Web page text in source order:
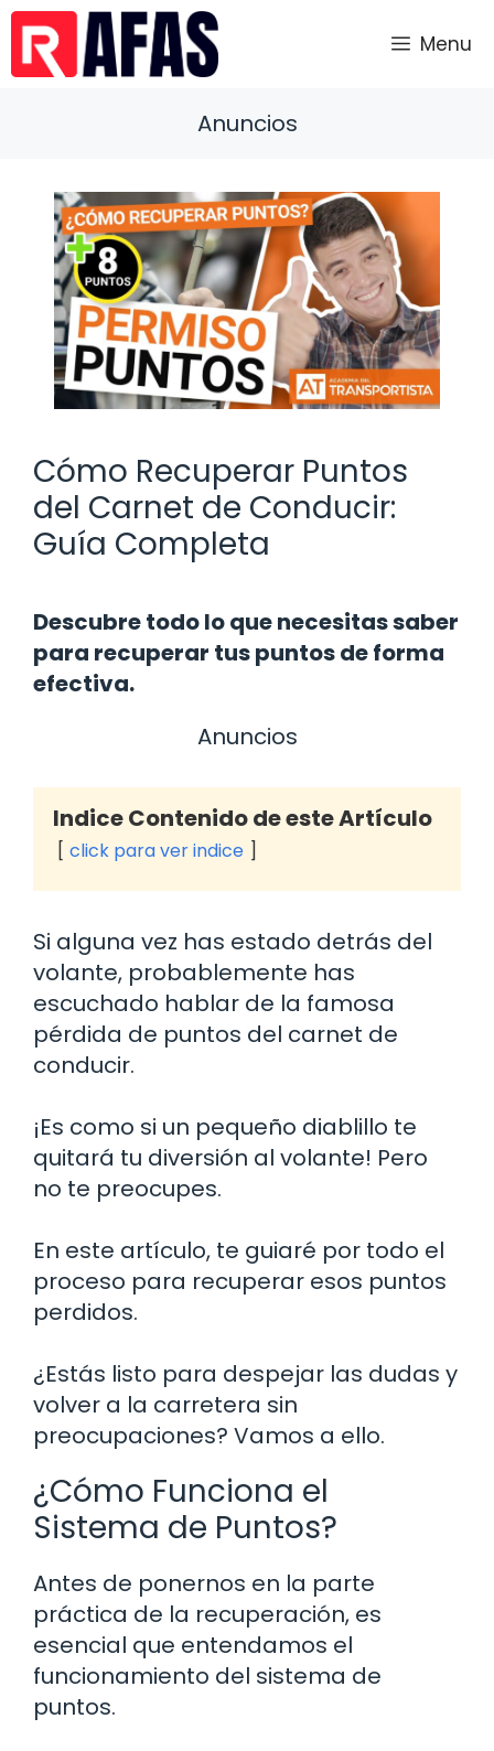
Saltar
contenido
Menu
Anuncios
Cómo Recuperar Puntos
del Carnet de Conducir:
Guía Completa
Descubre todo lo que necesitas saber
para recuperar tus puntos de forma
efectiva.
Anuncios
Indice Contenido de este Artículo
click para ver indice
Si alguna vez has estado detrás del
volante, probablemente has
escuchado hablar de la famosa
pérdida de puntos del carnet de
conducir.
¡Es como si un pequeño diablillo te
quitará tu diversión al volante! Pero
no te preocupes.
En este artículo, te guiaré por todo el
proceso para recuperar esos puntos
perdidos.
¿Estás listo para despejar las dudas y
volver a la carretera sin
preocupaciones? Vamos a ello.
¿Cómo Funciona el
Sistema de Puntos?
Antes de ponernos en la parte
práctica de la recuperación, es
esencial que entendamos el
funcionamiento del sistema de
puntos.